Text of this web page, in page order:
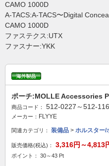
CAMO 1000D
A-TACS:A-TACS〜Digital
CAMO 1000D
ファステクス:UTX
ファスナー:YKK
ポーチ:MOLLE Accessories
商品コード： 512-0227～512-
メーカー： FLYYE
関連カテゴリ： 装備品 > ホルスター/
販売価格(税込)： 3,316円～4,813
ポイント： 30～43 Pt